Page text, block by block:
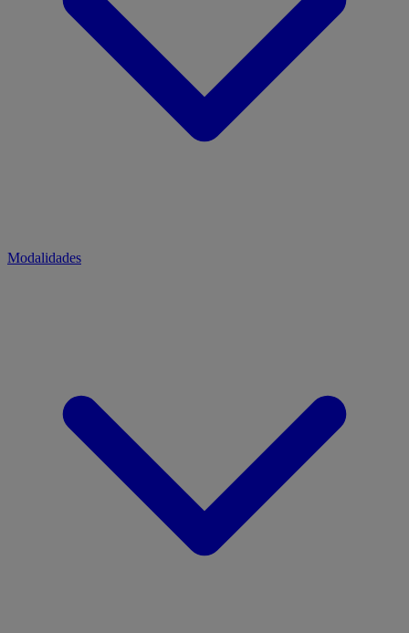
Modalidades